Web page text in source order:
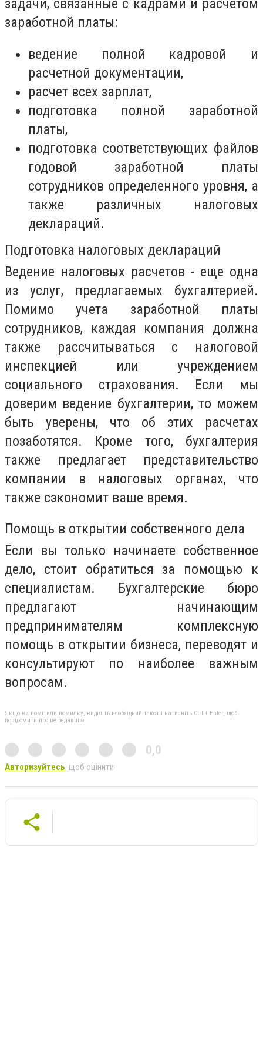
задачи, связанные с кадрами и расчетом
заработной платы:
ведение полной кадровой и
расчетной документации,
расчет всех зарплат,
подготовка полной заработной
платы,
подготовка соответствующих файлов
годовой заработной платы
сотрудников определенного уровня, а
также различных налоговых
деклараций.
Подготовка налоговых деклараций
Ведение налоговых расчетов - еще одна
из услуг, предлагаемых бухгалтерией.
Помимо учета заработной платы
сотрудников, каждая компания должна
также рассчитываться с налоговой
инспекцией или учреждением
социального страхования. Если мы
доверим ведение бухгалтерии, то можем
быть уверены, что об этих расчетах
позаботятся. Кроме того, бухгалтерия
также предлагает представительство
компании в налоговых органах, что
также сэкономит ваше время.
Помощь в открытии собственного дела
Если вы только начинаете собственное
дело, стоит обратиться за помощью к
специалистам. Бухгалтерские бюро
предлагают начинающим
предпринимателям комплексную
помощь в открытии бизнеса, переводят и
консультируют по наиболее важным
вопросам.
Якщо ви помітили помилку, виділіть необхідний текст і натисніть Ctrl + Enter, щоб
повідомити про це редакцію
0,0
Авторизуйтесь, щоб оцінити